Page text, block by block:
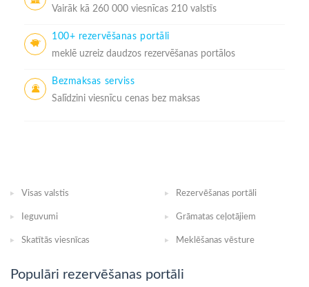
Vairāk kā 260 000 viesnīcas 210 valstīs
100+ rezervēšanas portāli
meklē uzreiz daudzos rezervēšanas portālos
Bezmaksas serviss
Salīdzini viesnīcu cenas bez maksas
Visas valstis Rezervēšanas portāli
Ieguvumi Grāmatas ceļotājiem
Skatītās viesnīcas Meklēšanas vēsture
Populāri rezervēšanas portāli